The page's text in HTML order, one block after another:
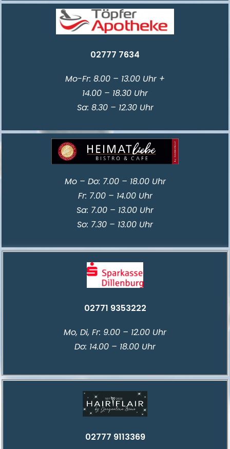
02777 7634
Mo-Fr: 8.00 – 13.00 Uhr +
14.00 – 18.30 Uhr
Sa: 8.30 – 12.30 Uhr
Mo – Do: 7.00 – 18.00 Uhr
Fr: 7.00 – 14.00 Uhr
Sa: 7.00 – 13.00 Uhr
So: 7.30 – 13.00 Uhr
02771 9353222
Mo, Di, Fr: 9.00 – 12.00 Uhr
Do: 14.00 – 18.00 Uhr
02777 9113369